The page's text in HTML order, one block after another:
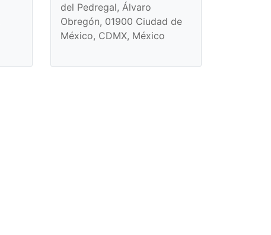
del Pedregal, Álvaro
Obregón, 01900 Ciudad de
México, CDMX, México